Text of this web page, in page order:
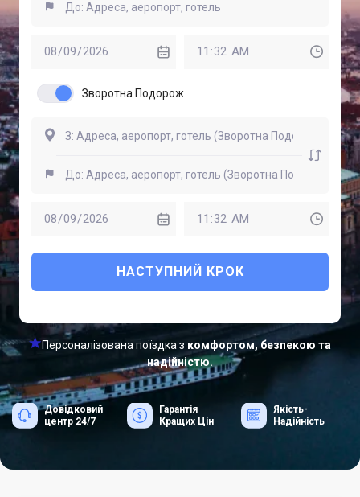
Зворотна Подорож
НАСТУПНИЙ КРОК
Персоналізована поїздка з комфортом, безпекою та
надійністю.
Довідковий
центр 24/7
Гарантія
Кращих Цін
Якість-
Надійність